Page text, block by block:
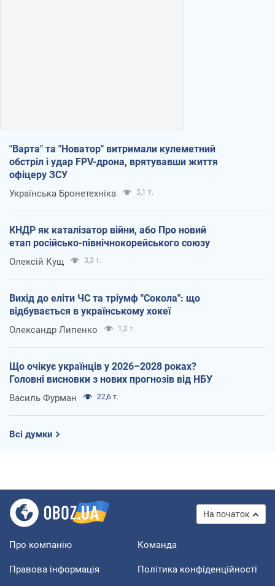
"Варта" та "Новатор" витримали кулеметний
обстріл і удар FPV-дрона, врятувавши життя
офіцеру ЗСУ
Українська Бронетехніка 3,1 т.
КНДР як каталізатор війни, або Про новий
етап російсько-північнокорейського союзу
Олексій Кущ 3,3 т.
Вихід до еліти ЧС та тріумф "Сокола": що
відбувається в українському хокеї
Олександр Липенко 1,2 т.
Що очікує українців у 2026–2028 роках?
Головні висновки з нових прогнозів від НБУ
Василь Фурман 22,6 т.
Всі думки
На початок
Про компанію Команда
Правова інформація Політика конфіденційності